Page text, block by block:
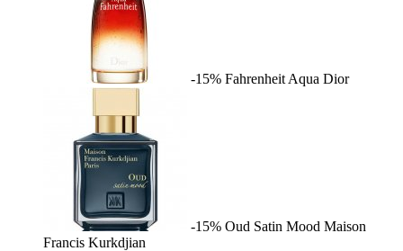
-15% Fahrenheit Aqua Dior
-15% Oud Satin Mood Maison
Francis Kurkdjian